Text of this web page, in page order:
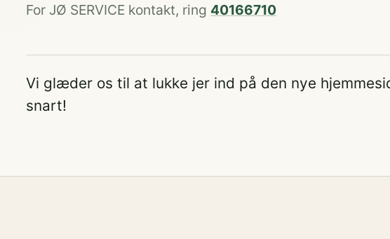
For JØ SERVICE kontakt, ring 40166710
Vi glæder os til at lukke jer ind på den nye
snart!